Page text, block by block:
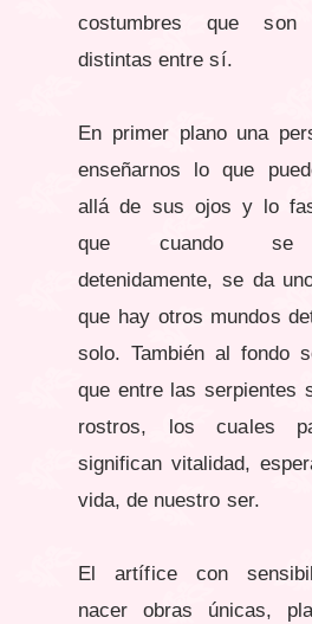
costumbres que son
distintas entre sí.
En primer plano una
enseñarnos lo que
allá de sus ojos y lo
que cuando se
detenidamente, se da
que hay otros mundos
solo. También al fondo
que entre las serpientes
rostros, los cuales
significan vitalidad,
vida, de nuestro ser.
El artífice con
nacer obras únicas,